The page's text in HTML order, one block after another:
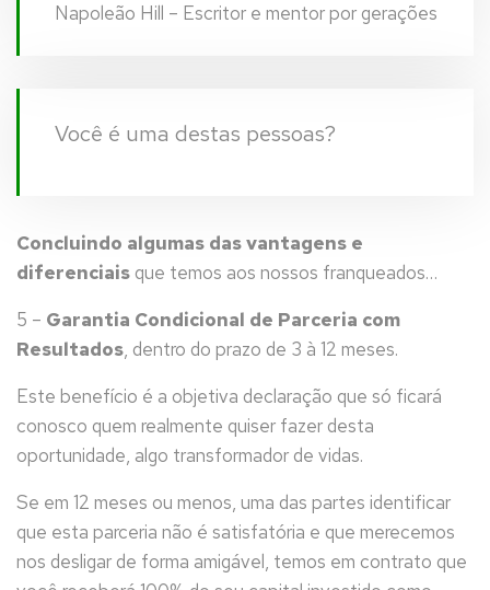
Napoleão Hill – Escritor e mentor por gerações
Você é uma destas pessoas?
Concluindo algumas das vantagens e
diferenciais que temos aos nossos franqueados…
5 – Garantia Condicional de Parceria com
Resultados, dentro do prazo de 3 à 12 meses.
Este benefício é a objetiva declaração que só ficará
conosco quem realmente quiser fazer desta
oportunidade, algo transformador de vidas.
Se em 12 meses ou menos, uma das partes identificar
que esta parceria não é satisfatória e que merecemos
nos desligar de forma amigável, temos em contrato que